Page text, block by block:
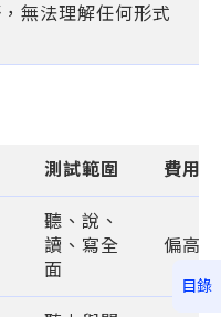
無法理解任何形式
測試範圍 費用
聽、說、
讀、寫全
面
偏高
目錄